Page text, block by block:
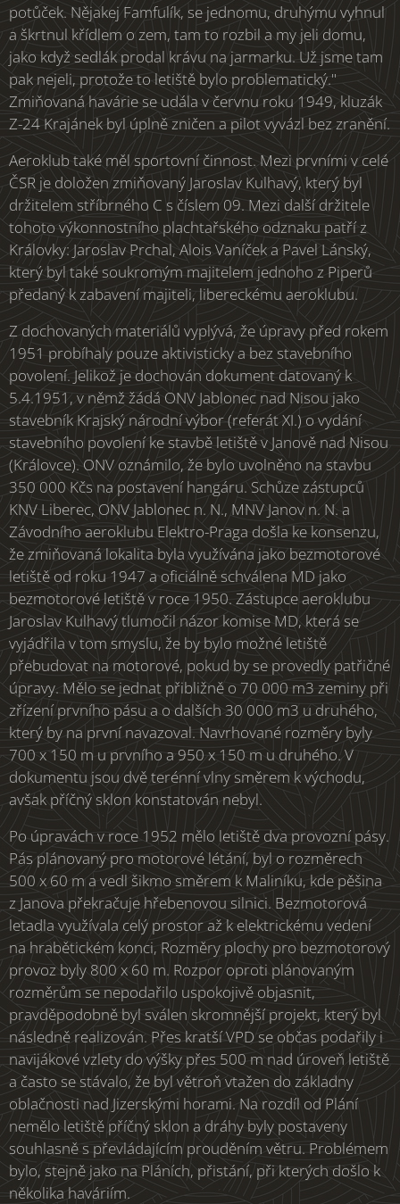
potůček. Nějakej Famfulík, se jednomu, druhýmu vyhnul
a škrtnul křídlem o zem, tam to rozbil a my jeli domu,
jako když sedlák prodal krávu na jarmarku. Už jsme tam
pak nejeli, protože to letiště bylo problematický."
Zmiňovaná havárie se udála v červnu roku 1949, kluzák
Z-24 Krajánek byl úplně zničen a pilot vyvázl bez zranění.
Aeroklub také měl sportovní činnost. Mezi prvními v celé
ČSR je doložen zmiňovaný Jaroslav Kulhavý, který byl
držitelem stříbrného C s číslem 09. Mezi další držitele
tohoto výkonnostního plachtařského odznaku patří z
Královky: Jaroslav Prchal, Alois Vaníček a Pavel Lánský,
který byl také soukromým majitelem jednoho z Piperů
předaný k zabavení majiteli, libereckému aeroklubu.
Z dochovaných materiálů vyplývá, že úpravy před rokem
1951 probíhaly pouze aktivisticky a bez stavebního
povolení. Jelikož je dochován dokument datovaný k
5.4.1951, v němž žádá ONV Jablonec nad Nisou jako
stavebník Krajský národní výbor (referát XI.) o vydání
stavebního povolení ke stavbě letiště v Janově nad Nisou
(Královce). ONV oznámilo, že bylo uvolněno na stavbu
350 000 Kčs na postavení hangáru. Schůze zástupců
KNV Liberec, ONV Jablonec n. N., MNV Janov n. N. a
Závodního aeroklubu Elektro-Praga došla ke konsenzu,
že zmiňovaná lokalita byla využívána jako bezmotorové
letiště od roku 1947 a oficiálně schválena MD jako
bezmotorové letiště v roce 1950. Zástupce aeroklubu
Jaroslav Kulhavý tlumočil názor komise MD, která se
vyjádřila v tom smyslu, že by bylo možné letiště
přebudovat na motorové, pokud by se provedly patřičné
úpravy. Mělo se jednat přibližně o 70 000 m3 zeminy při
zřízení prvního pásu a o dalších 30 000 m3 u druhého,
který by na první navazoval. Navrhované rozměry byly
700 x 150 m u prvního a 950 x 150 m u druhého. V
dokumentu jsou dvě terénní vlny směrem k východu,
avšak příčný sklon konstatován nebyl.
Po úpravách v roce 1952 mělo letiště dva provozní pásy.
Pás plánovaný pro motorové létání, byl o rozměrech
500 x 60 m a vedl šikmo směrem k Maliníku, kde pěšina
z Janova překračuje hřebenovou silnici. Bezmotorová
letadla využívala celý prostor až k elektrickému vedení
na hrabětickém konci, Rozměry plochy pro bezmotorový
provoz byly 800 x 60 m. Rozpor oproti plánovaným
rozměrům se nepodařilo uspokojivě objasnit,
pravděpodobně byl sválen skromnější projekt, který byl
následně realizován. Přes kratší VPD se občas podařily i
navijákové vzlety do výšky přes 500 m nad úroveň letiště
a často se stávalo, že byl větroň vtažen do základny
oblačnosti nad Jizerskými horami. Na rozdíl od Plání
nemělo letiště příčný sklon a dráhy byly postaveny
souhlasně s převládajícím prouděním větru. Problémem
bylo, stejně jako na Pláních, přistání, při kterých došlo k
několika haváriím.